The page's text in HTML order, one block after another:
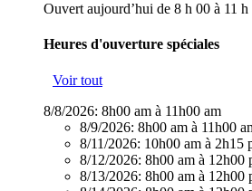
Ouvert aujourd’hui de 8 h 00 à 11 h
Heures d'ouverture spéciales
Voir tout
8/8/2026: 8h00 am à 11h00 am
8/9/2026: 8h00 am à 11h00
8/11/2026: 10h00 am à 2h15
8/12/2026: 8h00 am à 12h00
8/13/2026: 8h00 am à 12h00